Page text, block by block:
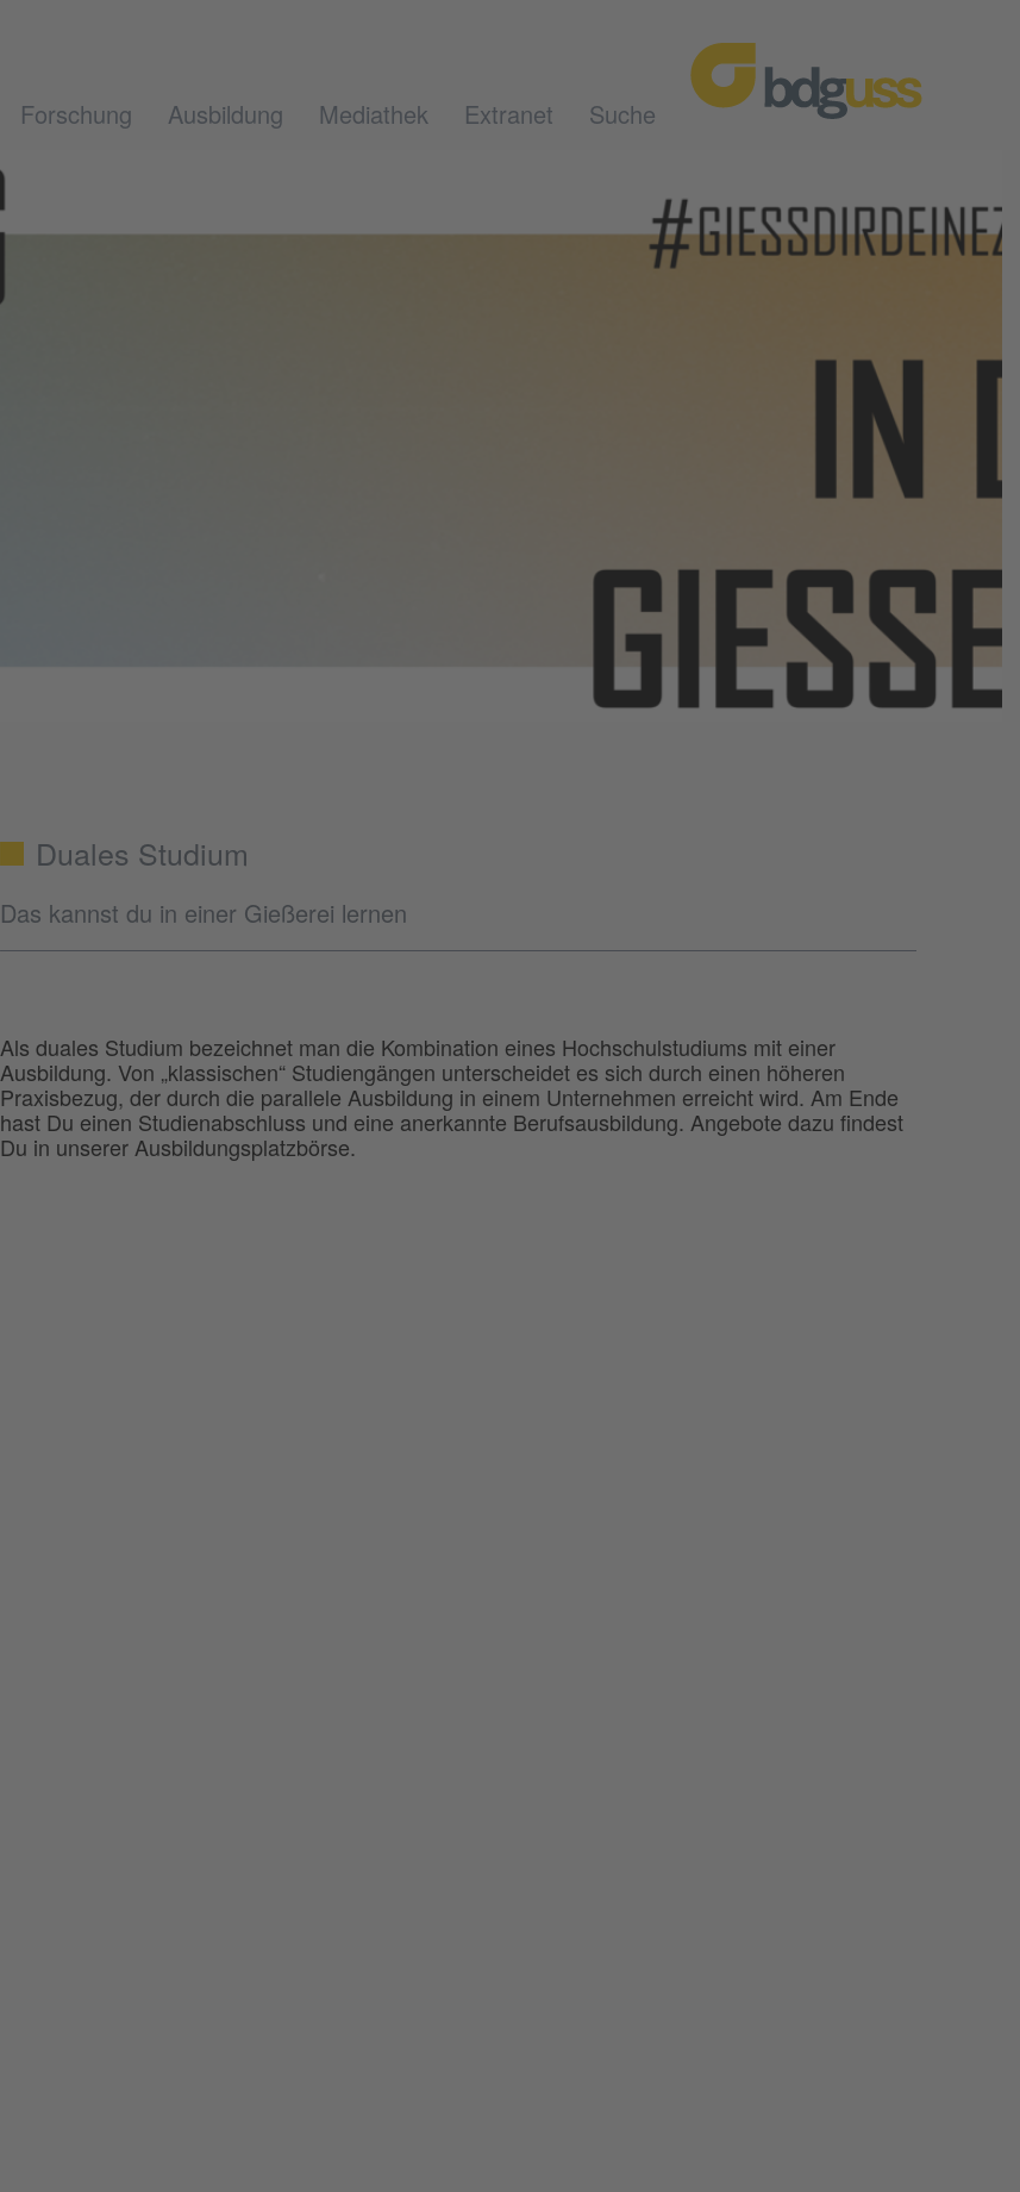
Forschung Ausbildung Mediathek Extranet Suche
Duales Studium
Das kannst du in einer Gießerei lernen
Als duales Studium bezeichnet man die Kombination eines Hochschulstudiums mit einer
Ausbildung. Von „klassischen“ Studiengängen unterscheidet es sich durch einen höheren
Praxisbezug, der durch die parallele Ausbildung in einem Unternehmen erreicht wird. Am Ende
hast Du einen Studienabschluss und eine anerkannte Berufsausbildung. Angebote dazu findest
Du in unserer Ausbildungsplatzbörse.